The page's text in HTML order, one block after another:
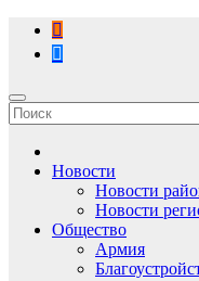
Перейти
содержимому
Новости
Новости
Новости
Общество
Армия